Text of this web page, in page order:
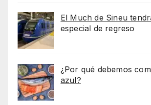
El Much de Sineu
especial de regreso
¿Por qué debemos
azul?